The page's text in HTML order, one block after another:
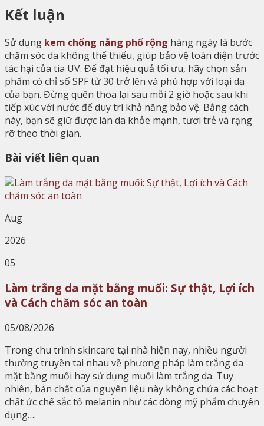
Kết luận
Sử dụng kem chống nắng phổ rộng hàng ngày là bước
chăm sóc da không thể thiếu, giúp bảo vệ toàn diện trước
tác hại của tia UV. Để đạt hiệu quả tối ưu, hãy chọn sản
phẩm có chỉ số SPF từ 30 trở lên và phù hợp với loại da
của bạn. Đừng quên thoa lại sau mỗi 2 giờ hoặc sau khi
tiếp xúc với nước để duy trì khả năng bảo vệ. Bằng cách
này, bạn sẽ giữ được làn da khỏe mạnh, tươi trẻ và rạng
rỡ theo thời gian.
Bài viết liên quan
Aug
2026
05
Làm trắng da mặt bằng muối: Sự thật, Lợi ích
và Cách chăm sóc an toàn
05/08/2026
Trong chu trình skincare tại nhà hiện nay, nhiều người
thường truyền tai nhau về phương pháp làm trắng da
mặt bằng muối hay sử dụng muối làm trắng da. Tuy
nhiên, bản chất của nguyên liệu này không chứa các hoạt
chất ức chế sắc tố melanin như các dòng mỹ phẩm chuyên
dụng….